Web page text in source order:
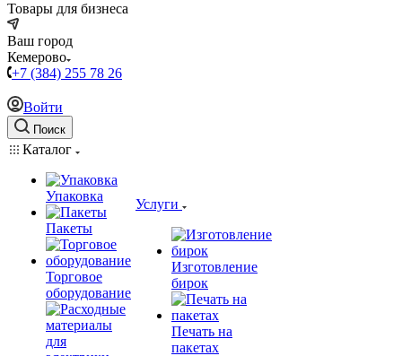
Товары для бизнеса
Ваш город
Кемерово
+7 (384) 255 78 26
Войти
Поиск
Каталог
Упаковка
Пакеты
Торговое
оборудование
Услуги
Изготовление
бирок
Печать на
пакетах